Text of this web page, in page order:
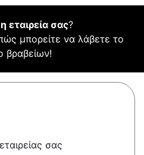
εταιρεία σας?
μπορείτε να λάβετε το
βραβείων!
σας